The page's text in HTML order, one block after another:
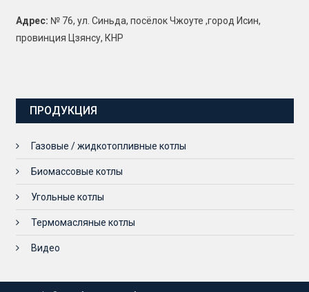
Адрес: № 76, ул. Синьда, посёлок Чжоуте ,город Исин,
провинция Цзянсу, КНР
ПРОДУКЦИЯ
Газовые / жидкотопливные котлы
Биомассовые котлы
Угольные котлы
Термомасляные котлы
Видео